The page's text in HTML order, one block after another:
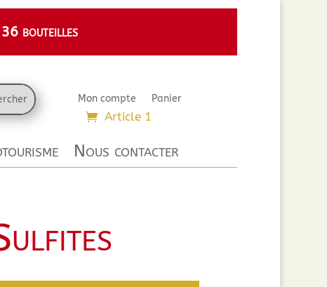
bouteilles
Mon compte Panier
Article 1
Nous contacter